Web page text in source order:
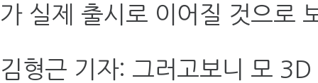
가 실제 출시로 이어질 것으로
김형근 기자: 그러고보니 모